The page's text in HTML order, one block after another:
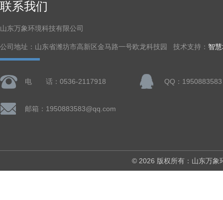
联系我们
山东万象环境科技有限公司
公司地址：山东省潍坊市高新区金马路一号欧龙科技园 技术支持： 智
电 话：0536-2117918 QQ：1950883583
邮箱：1950883583@qq.com
© 2026 版权所有：山东万